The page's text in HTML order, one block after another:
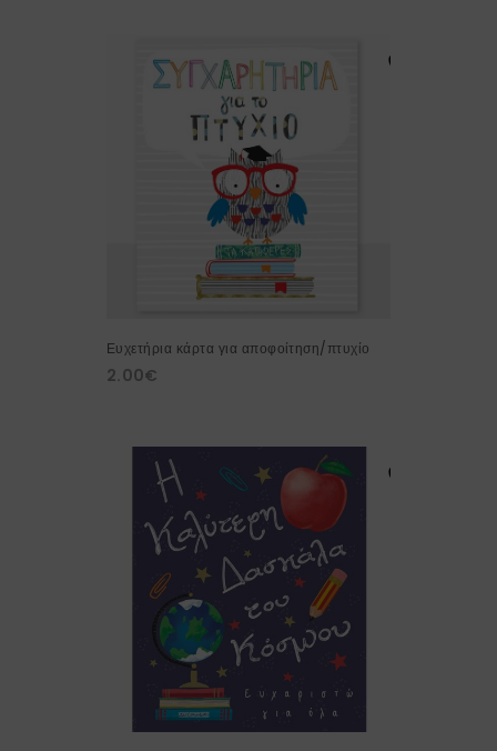
Ευχετήρια κάρτα για αποφοίτηση/πτυχίο
2.00€